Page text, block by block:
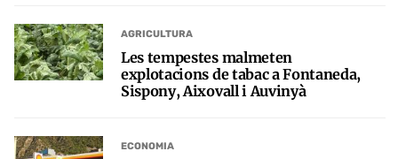
AGRICULTURA
Les tempestes malmeten
explotacions de tabac a Fontaneda,
Sispony, Aixovall i Auvinyà
ECONOMIA